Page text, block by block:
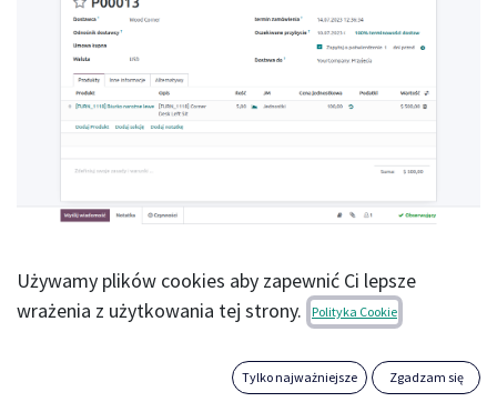
Zautomatyzuj procesy zakupowe w firmie
Popraw efektywność transakcji zakupowych i
Odoo, bazującym na stanach magazynowych, regułach
Używamy plików cookies aby zapewnić Ci lepsze
wrażenia z użytkowania tej strony.
Polityka Cookie
Tylko najważniejsze Zgadzam się